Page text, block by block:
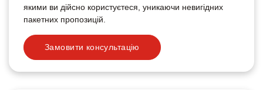
якими ви дійсно користуєтеся, уникаючи невигідних
пакетних пропозицій.
Замовити консультацію